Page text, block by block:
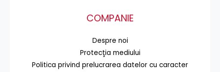
COMPANIE
Despre noi
Protecţia mediului
Politica privind prelucrarea datelor cu caracter